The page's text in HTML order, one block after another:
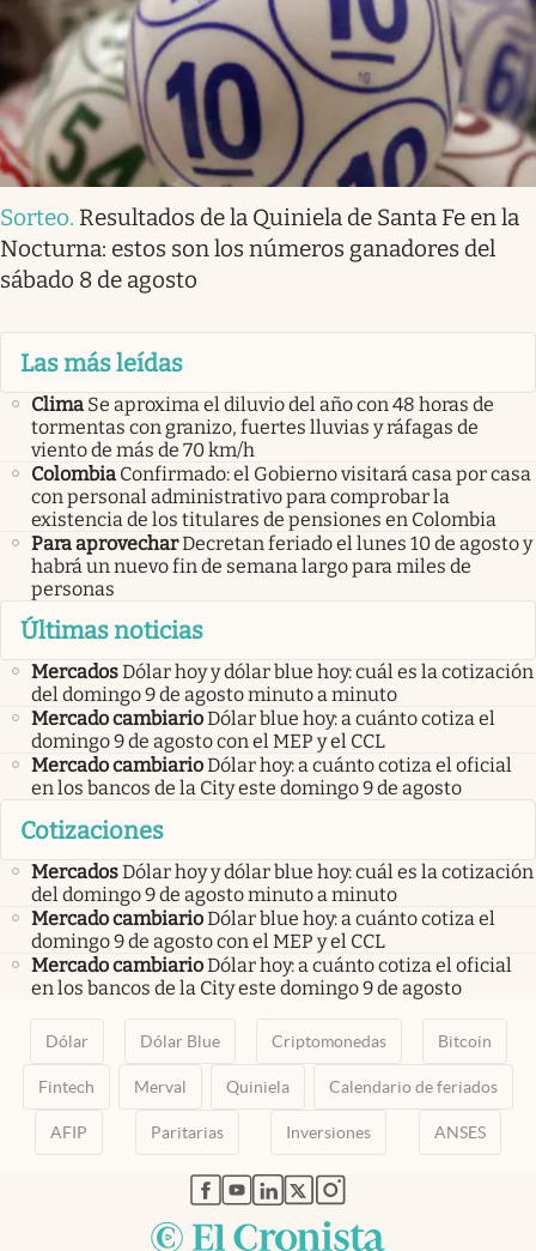
Sorteo. Resultados de la Quiniela de Santa Fe en la
Nocturna: estos son los números ganadores del
sábado 8 de agosto
Las más leídas
Clima Se aproxima el diluvio del año con 48 horas de
tormentas con granizo, fuertes lluvias y ráfagas de
viento de más de 70 km/h
Colombia Confirmado: el Gobierno visitará casa por casa
con personal administrativo para comprobar la
existencia de los titulares de pensiones en Colombia
Para aprovecharDecretan feriado el lunes 10 de agosto y
habrá un nuevo fin de semana largo para miles de
personas
Últimas noticias
MercadosDólar hoy y dólar blue hoy: cuál es la cotización
del domingo 9 de agosto minuto a minuto
Mercado cambiarioDólar blue hoy: a cuánto cotiza el
domingo 9 de agosto con el MEP y el CCL
Mercado cambiarioDólar hoy: a cuánto cotiza el oficial
en los bancos de la City este domingo 9 de agosto
Cotizaciones
MercadosDólar hoy y dólar blue hoy: cuál es la cotización
del domingo 9 de agosto minuto a minuto
Mercado cambiarioDólar blue hoy: a cuánto cotiza el
domingo 9 de agosto con el MEP y el CCL
Mercado cambiarioDólar hoy: a cuánto cotiza el oficial
en los bancos de la City este domingo 9 de agosto
Dólar Dólar Blue Criptomonedas Bitcoin
Fintech Merval Quiniela Calendario de feriados
AFIP Paritarias Inversiones ANSES
abre en nueva pestaña
abre en nueva pestaña
abre en nueva pestaña
abre en nueva pestaña
abre en nueva pestaña